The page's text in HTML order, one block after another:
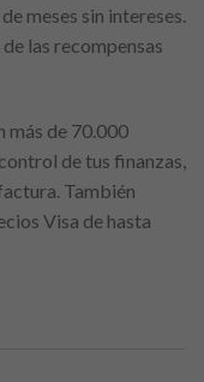
meses sin intereses.
las recompensas
más de 70.000
de tus finanzas,
También
Visa de hasta